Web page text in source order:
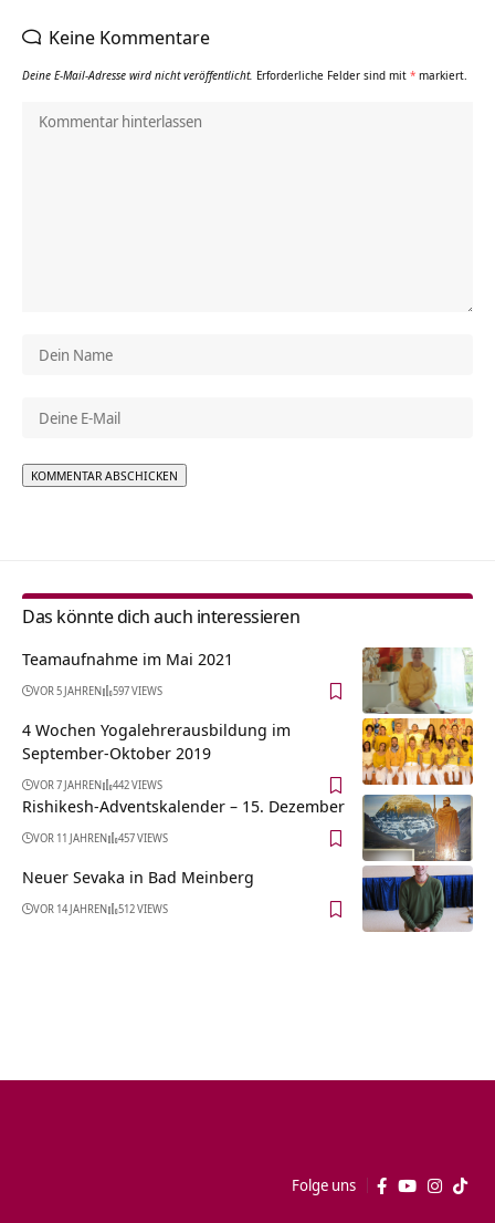
Keine Kommentare
Deine E-Mail-Adresse wird nicht veröffentlicht. Erforderliche Felder sind mit * markiert.
Das könnte dich auch interessieren
Teamaufnahme im Mai 2021
VOR 5 JAHREN 597 VIEWS
4 Wochen Yogalehrerausbildung im
September-Oktober 2019
VOR 7 JAHREN 442 VIEWS
Rishikesh-Adventskalender – 15. Dezember
VOR 11 JAHREN 457 VIEWS
Neuer Sevaka in Bad Meinberg
VOR 14 JAHREN 512 VIEWS
Folge uns